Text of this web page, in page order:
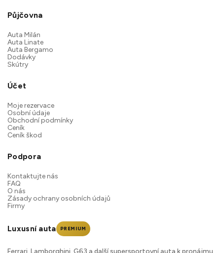
Půjčovna
Auta Milán
Auta Linate
Auta Bergamo
Dodávky
Skútry
Účet
Moje rezervace
Osobní údaje
Obchodní podmínky
Ceník
Ceník škod
Podpora
Kontaktujte nás
FAQ
O nás
Zásady ochrany osobních údajů
Firmy
Luxusní auta PREMIUM
Ferrari, Lamborghini, G63 a další supersportovní auta k pronájmu